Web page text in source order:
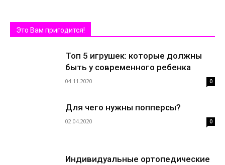
Это Вам пригодится!
Топ 5 игрушек: которые должны
быть у современного ребенка
04.11.2020 0
Для чего нужны попперсы?
02.04.2020 0
Индивидуальные ортопедические